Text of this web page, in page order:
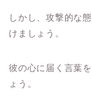
しかし、攻撃的な
けましょう。
彼の心に届く言葉
ょう。